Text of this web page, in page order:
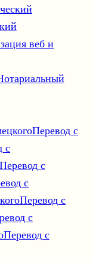
веб и
Перевод с
с
Перевод с
с
Перевод с
с
Перевод с